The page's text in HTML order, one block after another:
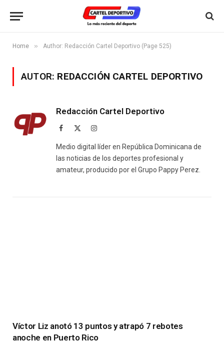
Home » Author: Redacción Cartel Deportivo (Page 525)
AUTOR: REDACCIÓN CARTEL DEPORTIVO
Redacción Cartel Deportivo
Facebook Instagram
Medio digital líder en República Dominicana de
las noticias de los deportes profesional y
amateur, producido por el Grupo Pappy Perez.
Víctor Liz anotó 13 puntos y atrapó 7 rebotes
anoche en Puerto Rico